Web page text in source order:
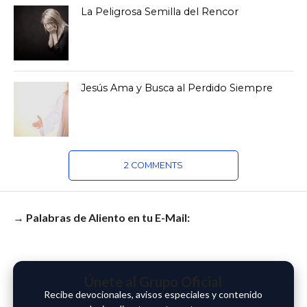
La Peligrosa Semilla del Rencor
Jesús Ama y Busca al Perdido Siempre
2 COMMENTS
→ Palabras de Aliento en tu E-Mail:
Recibe devocionales, avisos especiales y contenido